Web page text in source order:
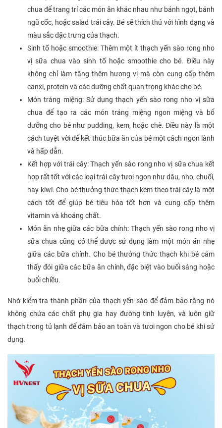
chua để trang trí các món ăn khác nhau như bánh ngọt, bánh
ngũ cốc, hoặc salad trái cây. Bé sẽ thích thú với hình dạng và
màu sắc đặc trưng của thạch.
Sinh tố hoặc smoothie: Thêm một ít thạch yến sào rong nho
vị sữa chua vào sinh tố hoặc smoothie cho bé. Điều này
không chỉ làm tăng thêm hương vị mà còn cung cấp thêm
canxi, protein và các dưỡng chất quan trọng khác cho bé.
Món tráng miệng: Sử dụng thạch yến sào rong nho vị sữa
chua để tạo ra các món tráng miệng ngon miệng và bổ
dưỡng cho bé như pudding, kem, hoặc chè. Điều này là một
cách tuyệt vời để kết thúc bữa ăn của bé một cách ngon lành
và hấp dẫn.
Kết hợp với trái cây: Thạch yến sào rong nho vị sữa chua kết
hợp rất tốt với các loại trái cây tươi ngon như dâu, nho, chuối,
hay kiwi. Cho bé thưởng thức thạch kèm theo trái cây là một
cách tốt để giúp bé tiêu hóa tốt hơn và cung cấp thêm
vitamin và khoáng chất.
Món ăn nhẹ giữa các bữa chính: Thạch yến sào rong nho vị
sữa chua cũng có thể được sử dụng làm một món ăn nhẹ
giữa các bữa chính. Cho bé thưởng thức thạch khi bé cảm
thấy đói giữa các bữa ăn chính, đặc biệt vào buổi sáng hoặc
buổi chiều.
Nhớ kiểm tra thành phần của thạch yến sào để đảm bảo rằng nó
không chứa các chất phụ gia hay đường tinh luyện, và luôn giữ
thạch trong tủ lạnh để đảm bảo an toàn và tươi ngon cho bé khi sử
dụng.